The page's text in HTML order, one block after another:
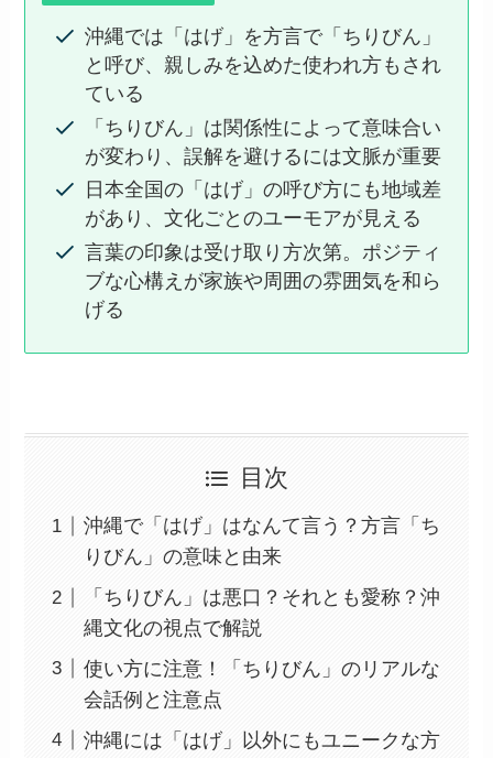
沖縄では「はげ」を方言で「ちりびん」
と呼び、親しみを込めた使われ方もされ
ている
「ちりびん」は関係性によって意味合い
が変わり、誤解を避けるには文脈が重要
日本全国の「はげ」の呼び方にも地域差
があり、文化ごとのユーモアが見える
言葉の印象は受け取り方次第。ポジティ
ブな心構えが家族や周囲の雰囲気を和ら
げる
目次
沖縄で「はげ」はなんて言う？方言「ち
りびん」の意味と由来
「ちりびん」は悪口？それとも愛称？沖
縄文化の視点で解説
使い方に注意！「ちりびん」のリアルな
会話例と注意点
沖縄には「はげ」以外にもユニークな方